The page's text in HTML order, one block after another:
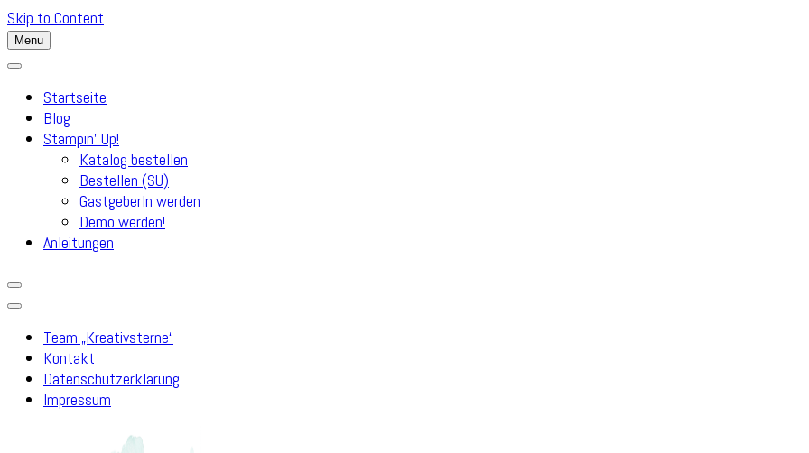
Skip to Content
Menu
Startseite
Blog
Stampin’ Up!
Katalog bestellen
Bestellen (SU)
GastgeberIn werden
Demo werden!
Anleitungen
Team „Kreativsterne“
Kontakt
Datenschutzerklärung
Impressum